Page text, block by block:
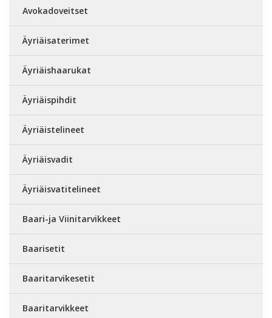
Avokadoveitset
Äyriäisaterimet
Äyriäishaarukat
Äyriäispihdit
Äyriäistelineet
Äyriäisvadit
Äyriäisvatitelineet
Baari-ja Viinitarvikkeet
Baarisetit
Baaritarvikesetit
Baaritarvikkeet